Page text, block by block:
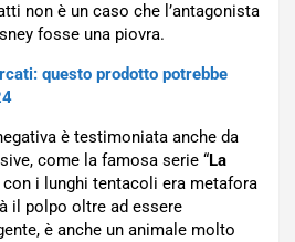
non è un caso che l’antagonista
fosse una piovra.
questo prodotto potrebbe
è testimoniata anche da
come la famosa serie “La
con i lunghi tentacoli era metafora
il polpo oltre ad essere
è anche un animale molto